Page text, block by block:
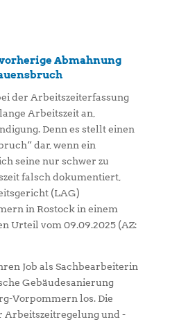
Abmahnung
der Arbeitszeiterfassung
Arbeitszeit an,
Denn es stellt einen
dar, wenn ein
seine nur schwer zu
falsch dokumentiert,
(LAG)
in Rostock in einem
Urteil vom 09.09.2025 (AZ:
Job als Sachbearbeiterin
Gebäudesanierung
Vorpommern los. Die
Arbeitszeitregelung und -